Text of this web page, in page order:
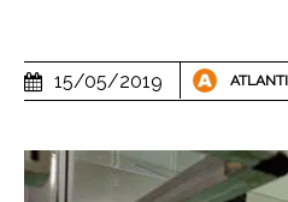
15/05/2019